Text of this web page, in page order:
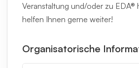
Veranstaltung und/oder zu EDA®
helfen Ihnen gerne weiter!
Organisatorische